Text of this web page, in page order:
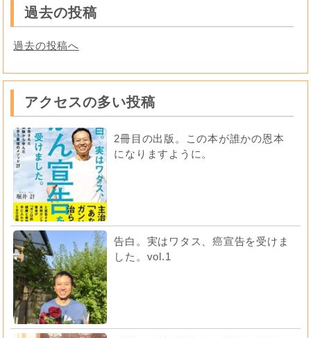
過去の投稿
過去の投稿へ
アクセスの多い投稿
2冊目の出版。この本が誰かの恩本
になりますように。
告白。実はワタス、癌宣告を受けま
した。vol.1